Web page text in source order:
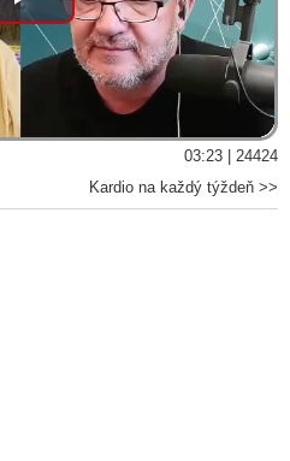
Play
Video
03:23 | 24424
Kardio na každý týždeň >>